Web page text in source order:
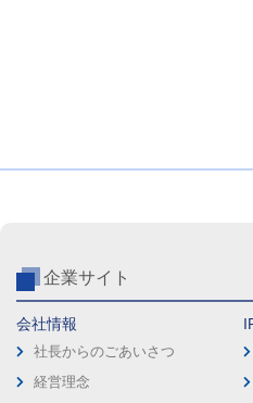
企業サイト
会社情報
社長からのごあいさつ
経営理念